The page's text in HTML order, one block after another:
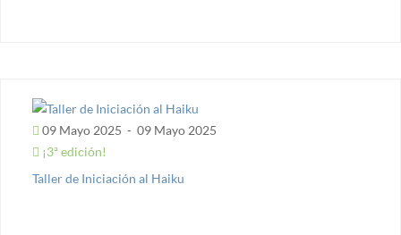
09 Mayo 2025 - 09 Mayo 2025
¡3ª edición!
Taller de Iniciación al Haiku